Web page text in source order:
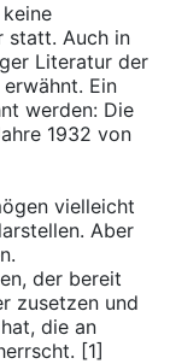
statt. Auch in
Literatur der
Ein
werden: Die
1932 von
vielleicht
Aber
der bereit
zusetzen und
die an
[1]